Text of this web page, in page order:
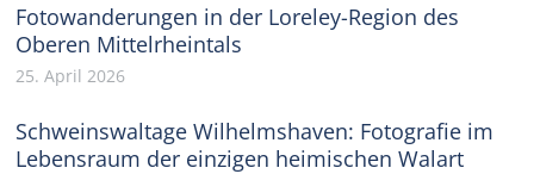
Fotowanderungen in der Loreley-Region des
Oberen Mittelrheintals
25. April 2026
Schweinswaltage Wilhelmshaven: Fotografie im
Lebensraum der einzigen heimischen Walart